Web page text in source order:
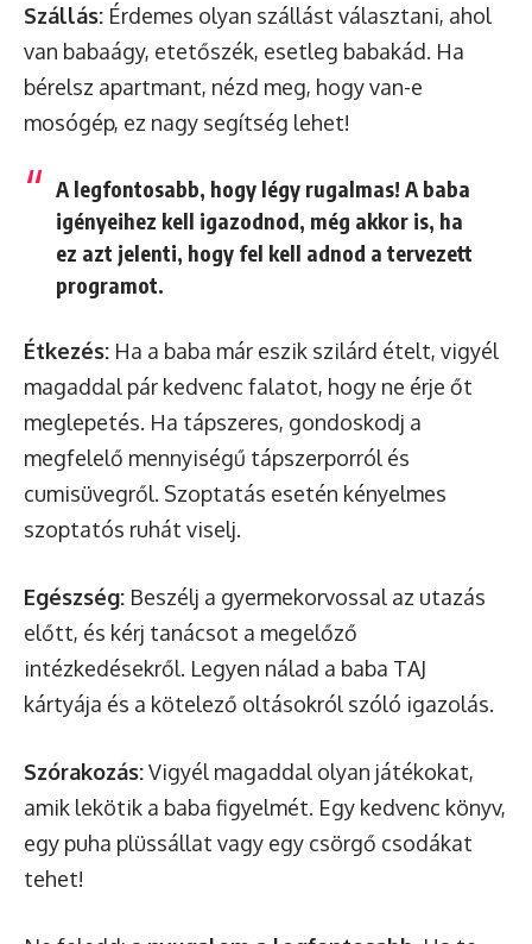
Szállás: Érdemes olyan szállást választani, ahol
van babaágy, etetőszék, esetleg babakád. Ha
bérelsz apartmant, nézd meg, hogy van-e
mosógép, ez nagy segítség lehet!
A legfontosabb, hogy légy rugalmas! A baba
igényeihez kell igazodnod, még akkor is, ha
ez azt jelenti, hogy fel kell adnod a tervezett
programot.
Étkezés: Ha a baba már eszik szilárd ételt, vigyél
magaddal pár kedvenc falatot, hogy ne érje őt
meglepetés. Ha tápszeres, gondoskodj a
megfelelő mennyiségű tápszerporról és
cumisüvegről. Szoptatás esetén kényelmes
szoptatós ruhát viselj.
Egészség: Beszélj a gyermekorvossal az utazás
előtt, és kérj tanácsot a megelőző
intézkedésekről. Legyen nálad a baba TAJ
kártyája és a kötelező oltásokról szóló igazolás.
Szórakozás:Vigyél magaddal olyan játékokat,
amik lekötik a baba figyelmét. Egy kedvenc könyv,
egy puha plüssállat vagy egy csörgő csodákat
tehet!